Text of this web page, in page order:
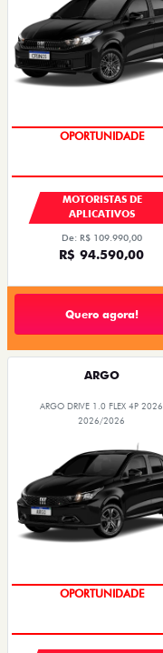
OPORTUNIDADE
MOTORISTAS DE
APLICATIVOS
De: R$ 109.990,00
R$ 94.590,00
Quero agora!
ARGO
ARGO DRIVE 1.0 FLEX 4P 2026
2026/2026
OPORTUNIDADE